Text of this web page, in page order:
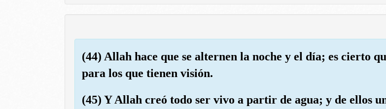
(44) Allah hace que se alternen la noche y el día; es cierto
para los que tienen visión.
(45) Y Allah creó todo ser vivo a partir de agua; y de ellos